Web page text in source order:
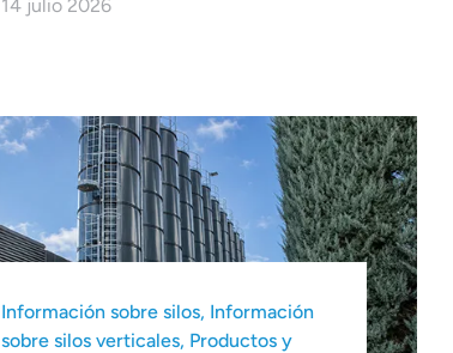
14 julio 2026
Información sobre silos, Información
sobre silos verticales, Productos y